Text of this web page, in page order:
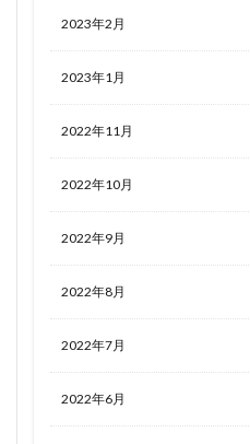
2023年2月
2023年1月
2022年11月
2022年10月
2022年9月
2022年8月
2022年7月
2022年6月